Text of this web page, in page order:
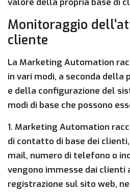
Monitoraggio
cliente
La Marketing Automation
in vari modi, a seconda
e della configurazione del
modi di base che possono
1. Marketing Automation
di contatto di base dei
mail, numero di telefono o
vengono immesse dai
registrazione sul sito web,